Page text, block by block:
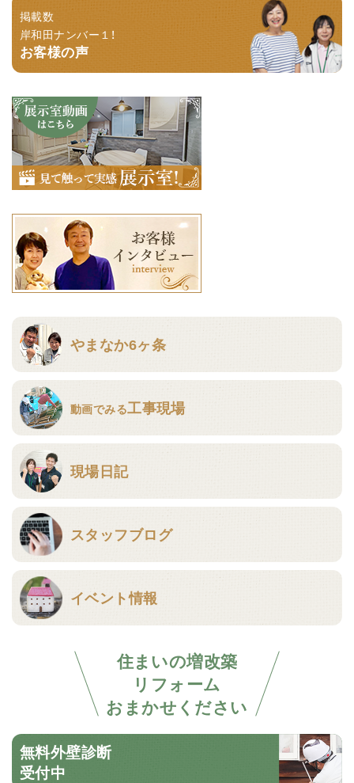
掲載数
岸和田ナンバー１！
お客様の声
やまなか6ヶ条
動画でみる工事現場
現場日記
スタッフブログ
イベント情報
住まいの増改築
リフォーム
おまかせください
無料外壁診断
受付中